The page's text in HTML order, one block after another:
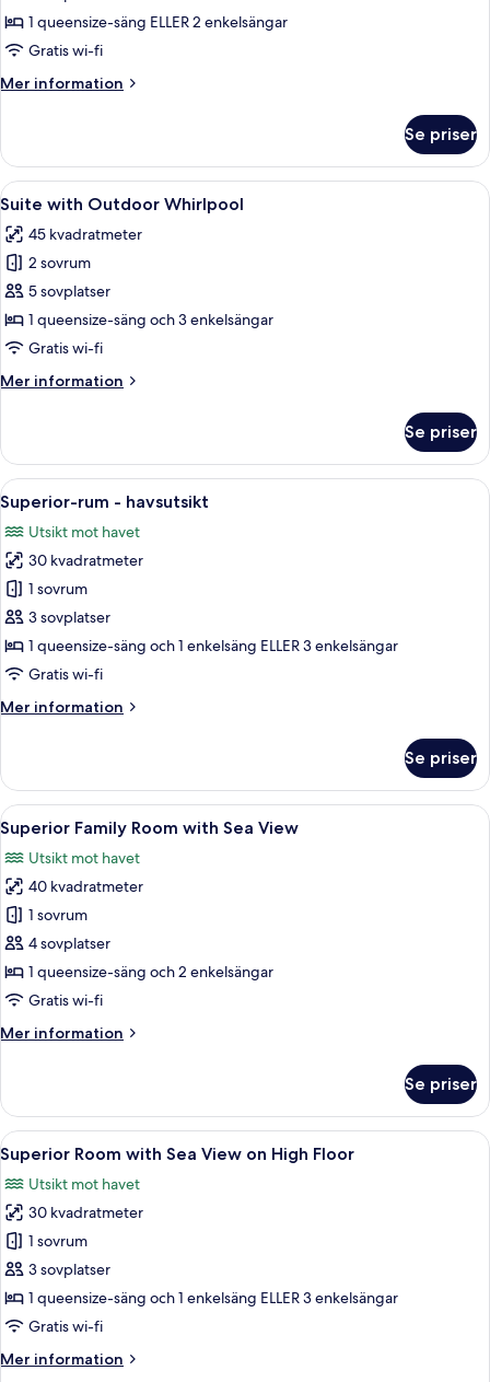
havsutsikt
1 queensize-säng ELLER 2 enkelsängar
Gratis wi-fi
Mer information
Mer
-
havsutsikt
Se priser
Öppna
alla
foton
för
Suite
with
Outdoor
Ett hotellrum med en säng, ett
12
Suite with Outdoor Whirlpool
45 kvadratmeter
2 sovrum
5 sovplatser
1 queensize-säng och 3 enkelsängar
Gratis wi-fi
Mer information
Mer
with
Outdoor
Whirlpool
Se priser
Öppna
alla
foton
för
Superior-
rum
-
havsutsikt
Ett modernt hotellrum med en
5
Superior-rum - havsutsikt
Utsikt mot havet
30 kvadratmeter
1 sovrum
3 sovplatser
1 queensize-säng och 1 enkelsäng ELLER 3 enkelsängar
Gratis wi-fi
Mer information
Mer
rum
havsutsikt
Se priser
Öppna
alla
foton
för
Superior
Family
Room
with
View
Ett modernt hotellrum med en stor
5
Superior Family Room with Sea View
Utsikt mot havet
40 kvadratmeter
1 sovrum
4 sovplatser
1 queensize-säng och 2 enkelsängar
Gratis wi-fi
Mer information
Mer
Family
Room
with
Sea
View
Se priser
Öppna
alla
foton
för
Superior
Room
with
Sea
on
Ett modernt hotellrum med en stor
5
Superior Room with Sea View on High Floor
Utsikt mot havet
30 kvadratmeter
1 sovrum
3 sovplatser
1 queensize-säng och 1 enkelsäng ELLER 3 enkelsängar
Gratis wi-fi
Mer information
Mer